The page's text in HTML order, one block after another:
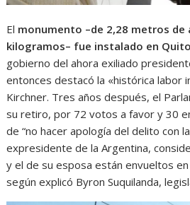
El monumento –de 2,28 metros de
kilogramos– fue instalado en
gobierno del ahora exiliado
entonces destacó la «histórica labor
Kirchner. Tres años después, el
su retiro, por 72 votos a favor y 30
de “no hacer apología del delito con
expresidente de la Argentina,
y el de su esposa están envueltos
según explicó Byron Suquilanda,